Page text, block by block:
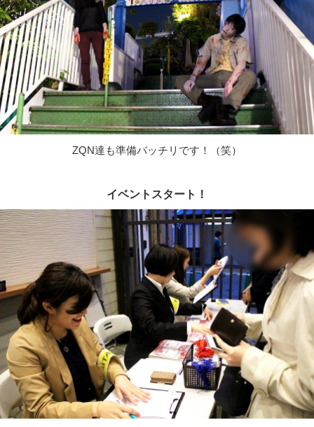
ZQN達も準備バッチリです！（笑）
イベントスタート！